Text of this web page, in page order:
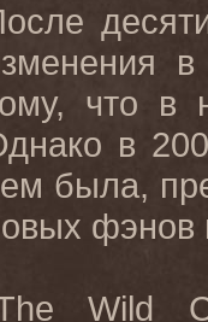
что в
в
была,
фэнов
Wild